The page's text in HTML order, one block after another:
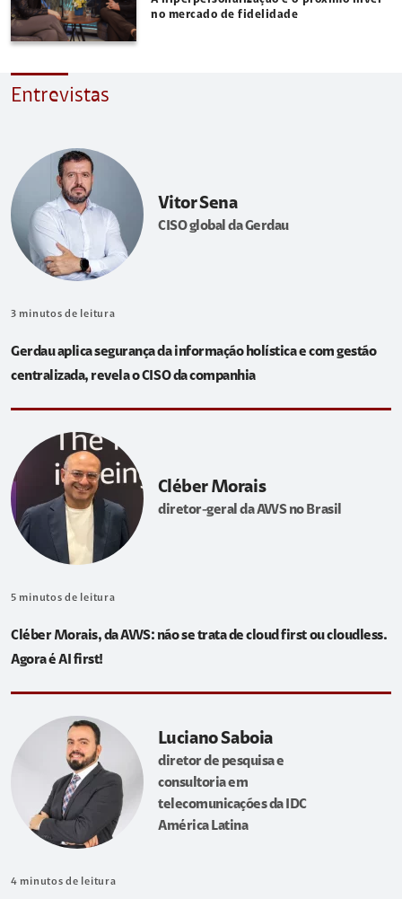
no mercado de fidelidade
Entrevistas
Vitor Sena
CISO global da Gerdau
3 minutos de leitura
Gerdau aplica segurança da informação holística e com gestão
centralizada, revela o CISO da companhia
Cléber Morais
diretor-geral da AWS no Brasil
5 minutos de leitura
Cléber Morais, da AWS: não se trata de cloud first ou cloudless.
Agora é AI first!
Luciano Saboia
diretor de pesquisa e
consultoria em
telecomunicações da IDC
América Latina
4 minutos de leitura